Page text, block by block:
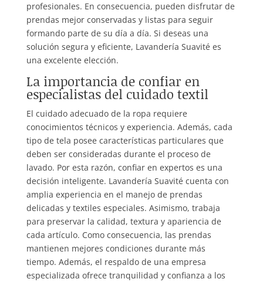
profesionales. En consecuencia, pueden disfrutar de
prendas mejor conservadas y listas para seguir
formando parte de su día a día. Si deseas una
solución segura y eficiente, Lavandería Suavité es
una excelente elección.
La importancia de confiar en
especialistas del cuidado textil
El cuidado adecuado de la ropa requiere
conocimientos técnicos y experiencia. Además, cada
tipo de tela posee características particulares que
deben ser consideradas durante el proceso de
lavado. Por esta razón, confiar en expertos es una
decisión inteligente. Lavandería Suavité cuenta con
amplia experiencia en el manejo de prendas
delicadas y textiles especiales. Asimismo, trabaja
para preservar la calidad, textura y apariencia de
cada artículo. Como consecuencia, las prendas
mantienen mejores condiciones durante más
tiempo. Además, el respaldo de una empresa
especializada ofrece tranquilidad y confianza a los